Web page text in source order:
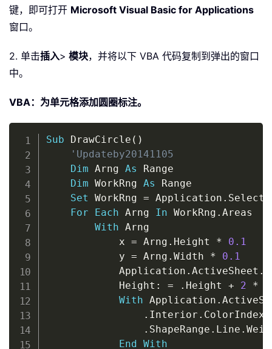
键，即可打开 Microsoft Visual Basic for Applications
窗口。
2. 单击插入> 模块，并将以下 VBA 代码复制到弹出的窗口
中。
VBA：为单元格添加圆圈标注。
Sub DrawCircle ( )
'Updateby20141105
Dim Arng As Range
Dim WorkRng As Range
Set WorkRng = Application .
For
Each Arng In WorkRng . Areas
With Arng
			x
= Arng . Height *
0.1
			y
= Arng . Width *
0.1
			Application
. ActiveSheet .
			Height
: = . Height + 2 *
With Application .
. Interior . ColorIndex
. ShapeRange . Line .
End
With